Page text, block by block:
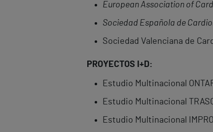
European Association of
Sociedad Española de
Sociedad Valenciana de
PROYECTOS I+D:
Estudio Multinacional
Estudio Multinacional
Estudio Multinacional